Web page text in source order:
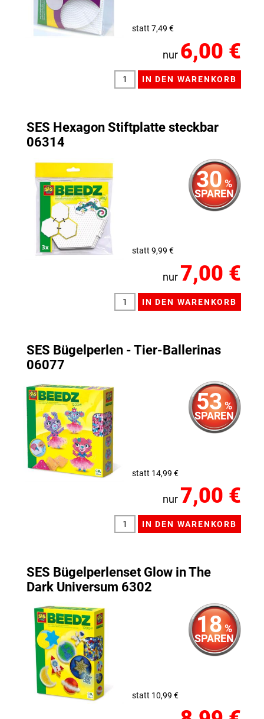
statt 7,49 €
nur 6,00 €
SES Hexagon Stiftplatte steckbar
06314
30 %
SPAREN
statt 9,99 €
nur 7,00 €
SES Bügelperlen - Tier-Ballerinas
06077
53 %
SPAREN
statt 14,99 €
nur 7,00 €
SES Bügelperlenset Glow in The
Dark Universum 6302
18 %
SPAREN
statt 10,99 €